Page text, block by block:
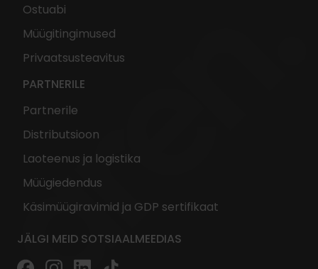
Ostuabi
Müügitingimused
Privaatsusteavitus
PARTNERILE
Partnerile
Distributsioon
Laoteenus ja logistika
Müügiedendus
Käsimüügiravimid ja GDP sertifikaat
JÄLGI MEID SOTSIAALMEEDIAS